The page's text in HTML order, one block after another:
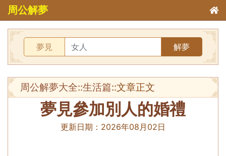
周公解夢
夢見 解夢
周公解夢大全::生活篇::文章正文
夢見參加別人的婚禮
更新日期： 2026年08月02日